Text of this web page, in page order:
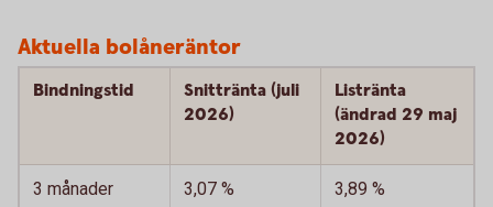
Aktuella bolåneräntor
Bindningstid
Snittränta (juli
2026)
Listränta
(ändrad 29 maj
2026)
3 månader 3,07 % 3,89 %